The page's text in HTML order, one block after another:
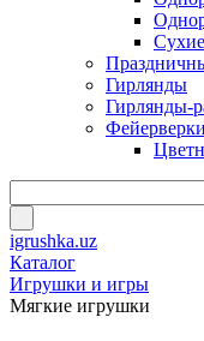
Гирлянды
Гирлянды-
igrushka.uz
Каталог
Игрушки и игры
Мягкие игрушки